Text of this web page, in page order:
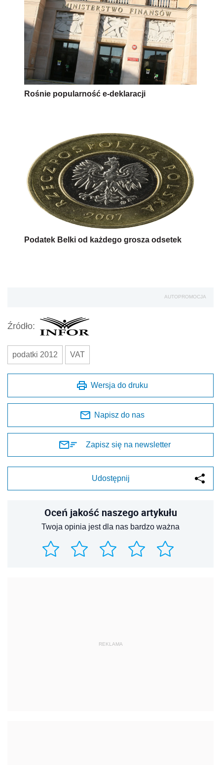
Rośnie popularność e-deklaracji
Podatek Belki od każdego grosza odsetek
AUTOPROMOCJA
Źródło:
podatki 2012 VAT
Wersja do druku
Napisz do nas
Zapisz się na newsletter
Udostępnij
Oceń jakość naszego artykułu
Twoja opinia jest dla nas bardzo ważna
REKLAMA